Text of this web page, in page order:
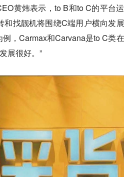
黄炜表示，to B和to C的平台
找靓机将围绕C端用户横向发
，Carmax和Carvana是to C类
展很好。”